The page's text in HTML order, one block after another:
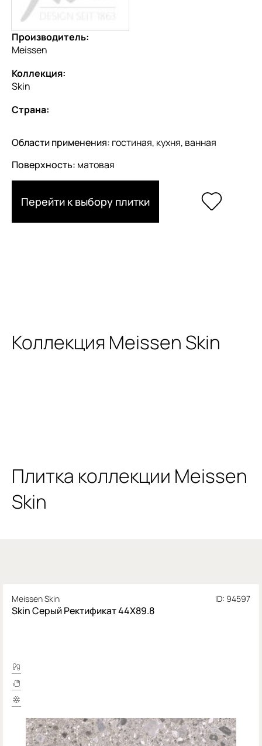
Производитель:
Meissen
Коллекция:
Skin
Страна:
Области применения: гостиная, кухня, ванная
Поверхность: матовая
Перейти к выбору плитки
Коллекция Meissen Skin
Плитка коллекции Meissen
Skin
Meissen Skin ID: 94597
Skin Серый Ректификат 44X89.8